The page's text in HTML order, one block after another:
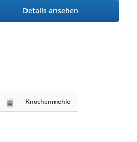
Details ansehen
Knochenmehle